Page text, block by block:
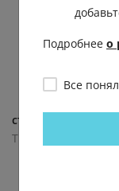
стиль ушедшей
Тихие Радости Зла
Подробнее о
Все